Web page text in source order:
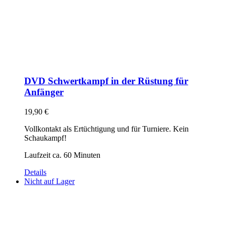
DVD Schwertkampf in der Rüstung für
Anfänger
19,90 €
Vollkontakt als Ertüchtigung und für Turniere. Kein
Schaukampf!
Laufzeit ca. 60 Minuten
Details
Nicht auf Lager